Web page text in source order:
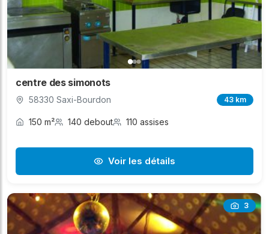
centre des simonots
58330 Saxi-Bourdon 43 km
150 m² 140 debout 110 assises
Voir les détails
3